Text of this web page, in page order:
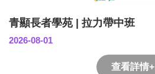
青顯長者學苑 | 拉力帶中班
2026-08-01
查看詳情+